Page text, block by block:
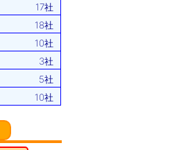
17社
18社
10社
3社
5社
10社